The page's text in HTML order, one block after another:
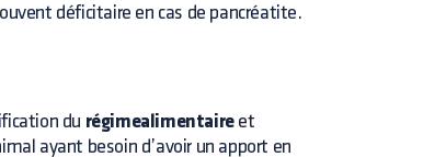
déficitaire en cas de pancréatite.
du régimealimentaireet
ayant besoin d’avoir un apport en